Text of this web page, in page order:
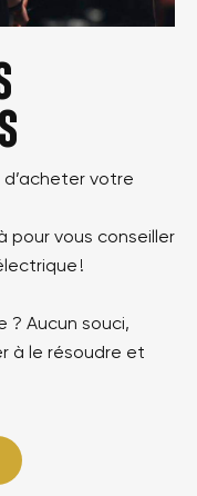
votre
pour vous conseiller
!
? Aucun souci,
à le résoudre et